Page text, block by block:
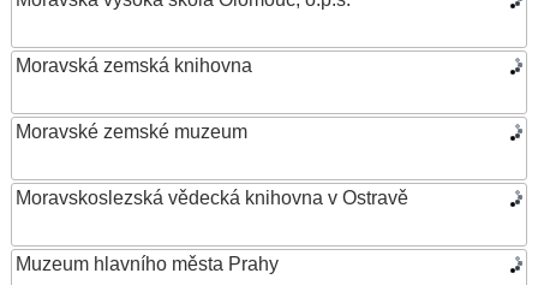
Moravská zemská knihovna
Moravské zemské muzeum
Moravskoslezská vědecká knihovna v Ostravě
Muzeum hlavního města Prahy